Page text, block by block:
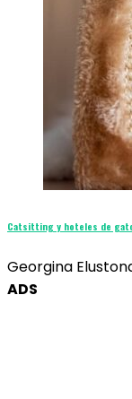
Catsitting y hoteles de
Georgina
ADS